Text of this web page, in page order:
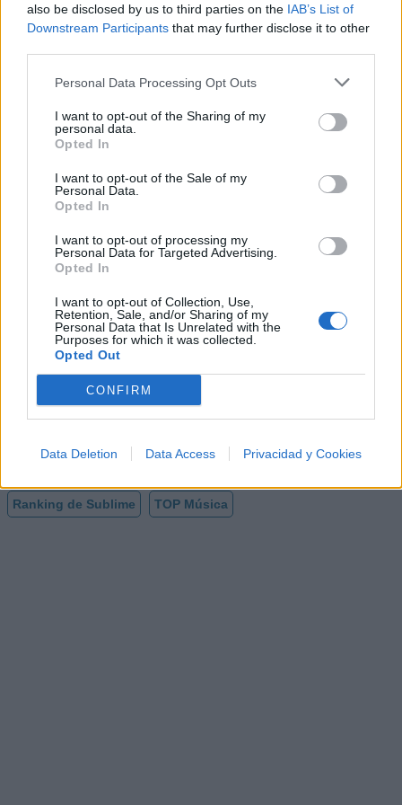
also be disclosed by us to third parties on the IAB’s List of
Downstream Participants that may further disclose it to other
Personal Data Processing Opt Outs
I want to opt-out of the Sharing of my
personal data.
Opted In
I want to opt-out of the Sale of my
Personal Data.
Opted In
I want to opt-out of processing my
Personal Data for Targeted Advertising.
Opted In
I want to opt-out of Collection, Use,
Retention, Sale, and/or Sharing of my
Personal Data that Is Unrelated with the
Purposes for which it was collected.
Opted Out
CONFIRM
Data Deletion Data Access Privacidad y Cookies
Ver todas sus letras por orden alfabético
Añadir Letra
Biografía de Sublime
Historia de Reggae, Punk y Rebelión
Ranking de Sublime
Sublimeno está entre los 500 artistas más
apoyados y visitados de esta semana.
¿Apoyar a Sublime?
Ranking de Sublime TOP Música